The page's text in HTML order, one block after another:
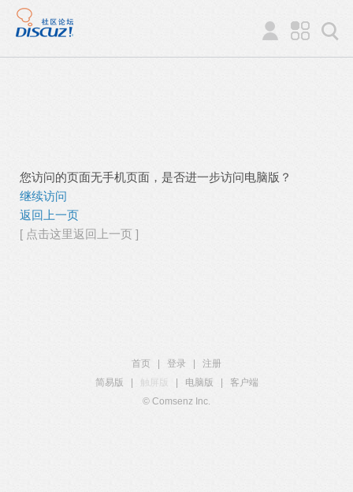
您访问的页面无手机页面，是否进一步访问电脑版？
继续访问
返回上一页
[ 点击这里返回上一页 ]
首页 登录
注册
简易版
触屏版 电脑版
客户端
© Comsenz Inc.